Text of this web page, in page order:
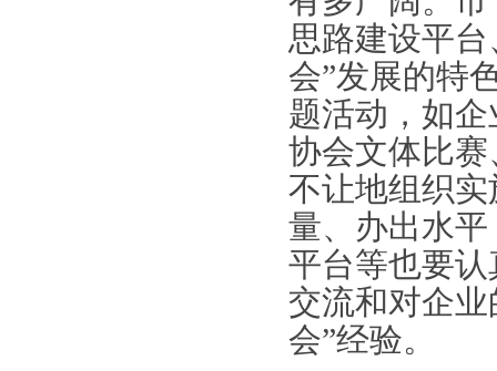
思路建设平
会”发展的特
题活动，如
协会文体比
不让地组织
量、办出水
平台等也要
交流和对企
会”经验。